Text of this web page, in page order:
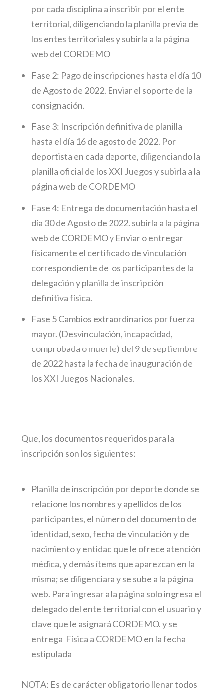
por cada disciplina a inscribir por el ente
territorial, diligenciando la planilla previa de
los entes territoriales y subirla a la página
web del CORDEMO
Fase 2: Pago de inscripciones hasta el día 10
de Agosto de 2022. Enviar el soporte de la
consignación.
Fase 3: Inscripción definitiva de planilla
hasta el día 16 de agosto de 2022. Por
deportista en cada deporte, diligenciando la
planilla oficial de los XXI Juegos y subirla a la
página web de CORDEMO
Fase 4: Entrega de documentación hasta el
día 30 de Agosto de 2022. subirla a la página
web de CORDEMO y Enviar o entregar
físicamente el certificado de vinculación
correspondiente de los participantes de la
delegación y planilla de inscripción
definitiva física.
Fase 5 Cambios extraordinarios por fuerza
mayor. (Desvinculación, incapacidad,
comprobada o muerte) del 9 de septiembre
de 2022 hasta la fecha de inauguración de
los XXI Juegos Nacionales.
Que, los documentos requeridos para la
inscripción son los siguientes:
Planilla de inscripción por deporte donde se
relacione los nombres y apellidos de los
participantes, el número del documento de
identidad, sexo, fecha de vinculación y de
nacimiento y entidad que le ofrece atención
médica, y demás ítems que aparezcan en la
misma; se diligenciara y se sube a la página
web. Para ingresar a la página solo ingresa el
delegado del ente territorial con el usuario y
clave que le asignará CORDEMO. y se
entrega Física a CORDEMO en la fecha
estipulada
NOTA: Es de carácter obligatorio llenar todos